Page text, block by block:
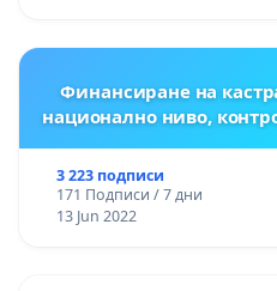
Финансиране на
национално ниво,
3 223 подписи
171 Подписи / 7 дни
13 Jun 2022